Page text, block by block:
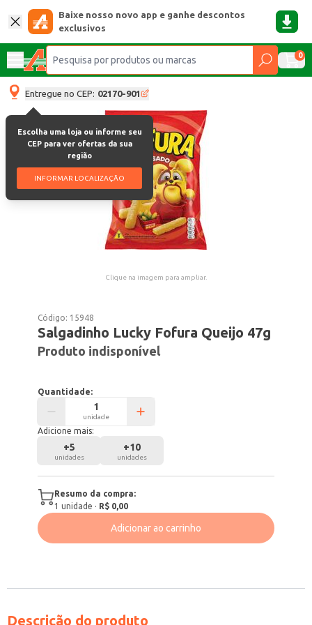
Baixe nosso novo app e ganhe descontos
exclusivos
0
Entregue no CEP: 02170-901
Escolha uma loja ou informe seu
CEP para ver ofertas da sua
região
INFORMAR LOCALIZAÇÃO
Clique na imagem para ampliar.
Código: 15948
Salgadinho Lucky Fofura Queijo 47g
Produto indisponível
Quantidade:
unidade
Adicione mais:
+5
unidades
+10
unidades
Resumo da compra:
1 unidade · R$ 0,00
Adicionar ao carrinho
Descrição do produto